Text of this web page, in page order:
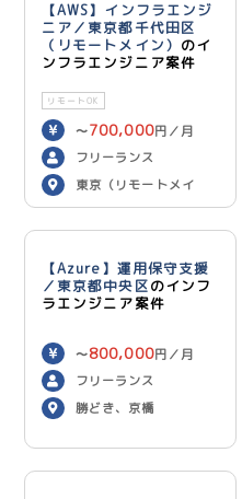
【AWS】インフラエンジ
ニア／東京都千代田区
（リモートメイン） のイ
ンフラエンジニア案件
リモートOK
〜700,000円／月
フリーランス
東京（リモートメイ
ン）
【Azure】運用保守支援
／東京都中央区のインフ
ラエンジニア案件
〜800,000円／月
フリーランス
勝どき、京橋